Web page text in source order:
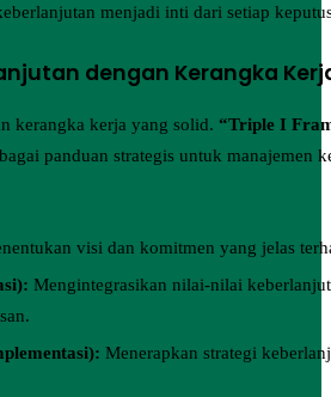
menjadi inti dari setiap
dengan Kerangka
kerangka kerja yang solid. “Triple I
panduan strategis untuk manajemen
visi dan komitmen yang jelas
Mengintegrasikan nilai-nilai
Menerapkan strategi